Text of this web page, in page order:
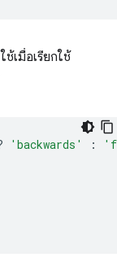
เมื่อเรียกใช้
'backwards' :